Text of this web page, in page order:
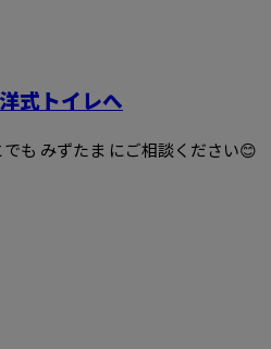
式トイレへ
も みずたま にご相談ください😊